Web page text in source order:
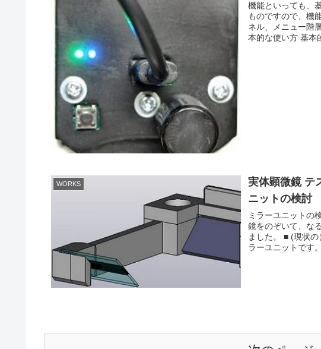
機能といっても、
ものですので、機
ネル、メニュー階
本的な使い方 基本
WORKS
実体顕微鏡 テ
ニットの検討
ミラーユニットの
鏡をのぞいて、な
ました。 ■ (現状
ラーユニットです